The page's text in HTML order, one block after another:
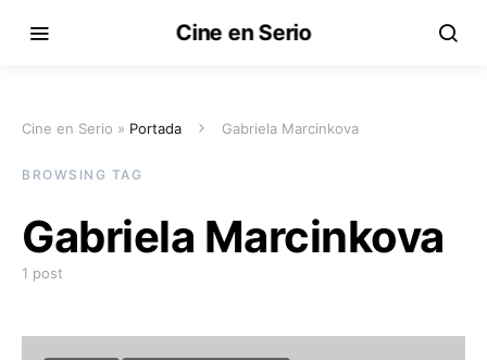
Cine en Serio
Cine en Serio » Portada Gabriela Marcinkova
BROWSING TAG
Gabriela Marcinkova
1 post